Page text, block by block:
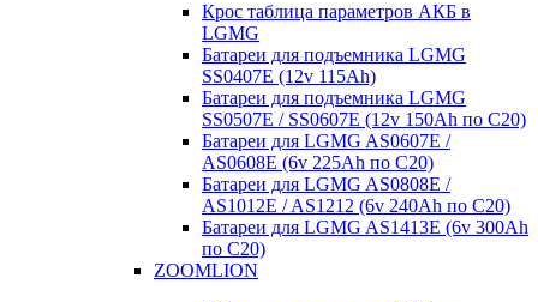
Крос таблица параметров АКБ в
LGMG
Батареи для подъемника LGMG
SS0407E (12v 115Ah)
Батареи для подъемника LGMG
SS0507E / SS0607E (12v 150Ah по С20)
Батареи для LGMG AS0607E /
AS0608E (6v 225Ah по С20)
Батареи для LGMG AS0808E /
AS1012E / AS1212 (6v 240Ah по С20)
Батареи для LGMG AS1413E (6v 300Ah
по С20)
ZOOMLION